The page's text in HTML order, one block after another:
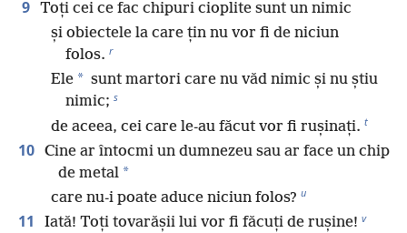
9 Toți cei ce fac chipuri cioplite sunt un nimic
și obiectele la care țin nu vor fi de niciun
folos. r
Ele * sunt martori care nu văd nimic și nu știu
nimic; s
de aceea, cei care le-au făcut vor fi rușinați. t
10 Cine ar întocmi un dumnezeu sau ar face un chip
de metal *
care nu-i poate aduce niciun folos? u
11 Iată! Toți tovarășii lui vor fi făcuți de rușine! v